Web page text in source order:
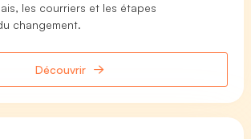
les courriers et les étapes
changement.
Découvrir